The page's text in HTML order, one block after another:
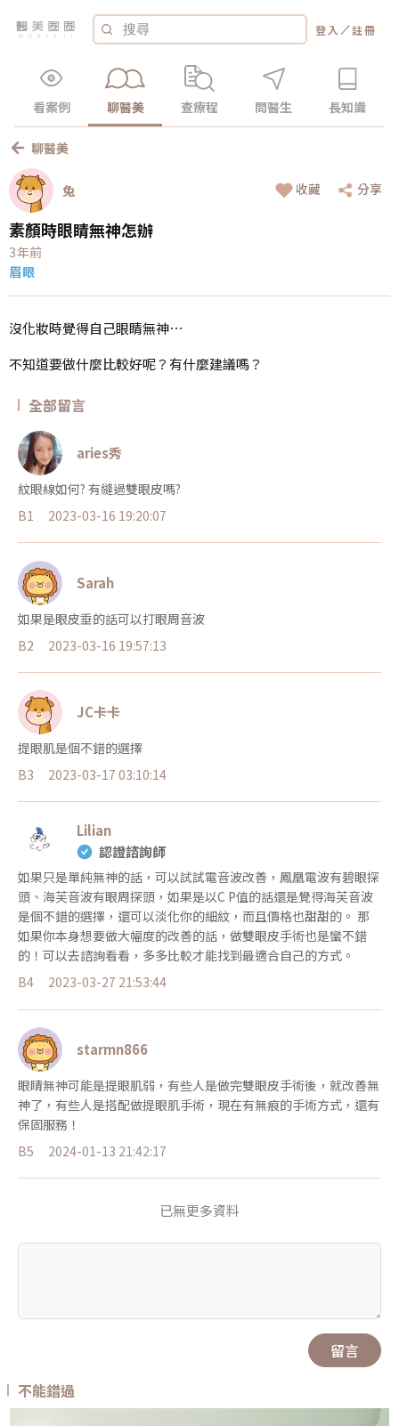
登入 ／註冊
看案例 聊醫美 查療程 問醫生 長知識
聊醫美
兔 收藏 分享
素顏時眼睛無神怎辦
3年前
眉眼
沒化妝時覺得自己眼睛無神⋯
不知道要做什麼比較好呢？有什麼建議嗎？
全部留言
aries秀
紋眼線如何? 有縫過雙眼皮嗎?
B1
2023-03-16 19:20:07
Sarah
如果是眼皮垂的話可以打眼周音波
B2
2023-03-16 19:57:13
JC卡卡
提眼肌是個不錯的選擇
B3
2023-03-17 03:10:14
Lilian
認證諮詢師
如果只是單純無神的話，可以試試電音波改善，鳳凰電波有碧眼探
頭、海芙音波有眼周探頭，如果是以C P值的話還是覺得海芙音波
是個不錯的選擇，還可以淡化你的細紋，而且價格也甜甜的。 那
如果你本身想要做大幅度的改善的話，做雙眼皮手術也是蠻不錯
的！可以去諮詢看看，多多比較才能找到最適合自己的方式。
B4
2023-03-27 21:53:44
starmn866
眼睛無神可能是提眼肌弱，有些人是做完雙眼皮手術後，就改善無
神了，有些人是搭配做提眼肌手術，現在有無痕的手術方式，還有
保固服務！
B5
2024-01-13 21:42:17
已無更多資料
留言
不能錯過